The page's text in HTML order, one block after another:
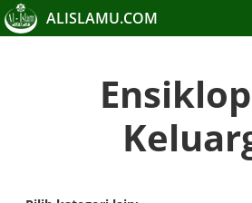
ALISLAMU.COM